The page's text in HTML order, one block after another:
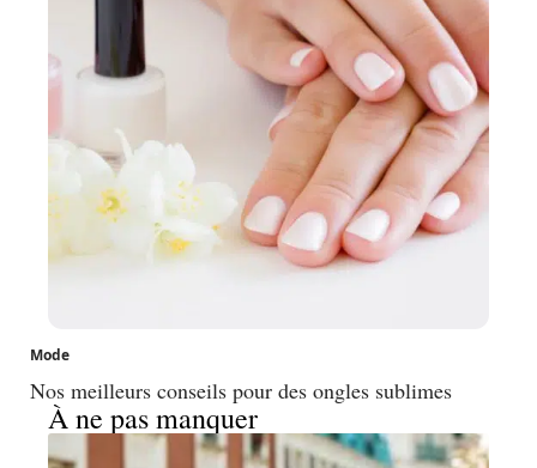
Mode
Nos meilleurs conseils pour des ongles sublimes
À ne pas manquer